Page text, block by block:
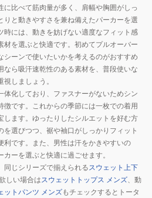
に比べて筋肉量が多く、肩幅や胸囲がしっ
りと動きやすさを兼ね備えたパーカーを選
時には、動きを妨げない適度なフィット感
材を選ぶと快適です。初めてプルオーバー
シーンで使いたいかを考えるのがおすすめ
なら吸汗速乾性のある素材を、普段使いな
しましょう。
体化しており、ファスナーがないためシン
徴です。これからの季節には一枚での着用
します。ゆったりしたシルエットを好む方
選びつつ、裾や袖口がしっかりフィット
利です。また、男性は汗をかきやすいの
ーを選ぶと快適に過ごせます。
同じシリーズで揃えられるスウェット上下
しい場合はスウェットトップス メンズ、動
ットパンツ メンズもチェックするとトータ